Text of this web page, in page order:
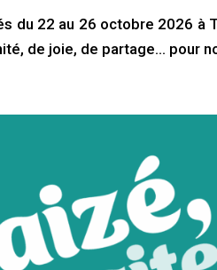
du 22 au 26 octobre 2026 à
de joie, de partage… pour